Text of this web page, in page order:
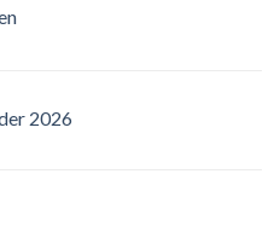
2026